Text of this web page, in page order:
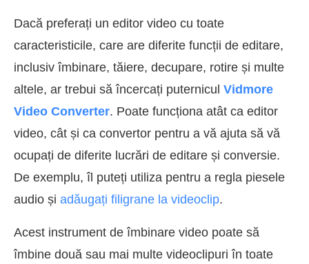
Dacă preferați un editor video cu toate
caracteristicile, care are diferite funcții de editare,
inclusiv îmbinare, tăiere, decupare, rotire și multe
altele, ar trebui să încercați puternicul Vidmore
Video Converter. Poate funcționa atât ca editor
video, cât și ca convertor pentru a vă ajuta să vă
ocupați de diferite lucrări de editare și conversie.
De exemplu, îl puteți utiliza pentru a regla piesele
audio și adăugați filigrane la videoclip.
Acest instrument de îmbinare video poate să
îmbine două sau mai multe videoclipuri în toate